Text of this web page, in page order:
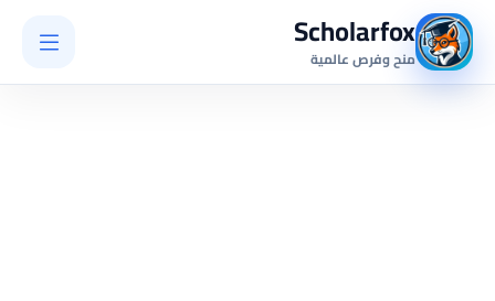
Scholarfox
منح وفرص عالمية